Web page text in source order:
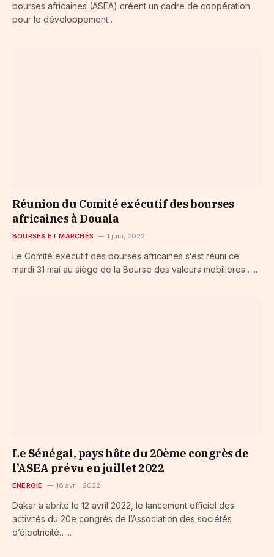
bourses africaines (ASEA) créent un cadre de coopération
pour le développement…
Réunion du Comité exécutif des bourses
africaines à Douala
BOURSES ET MARCHÉS 1 juin, 2022
Le Comité exécutif des bourses africaines s’est réuni ce
mardi 31 mai au siège de la Bourse des valeurs mobilières…...
Le Sénégal, pays hôte du 20ème congrès de
l’ASEA prévu en juillet 2022
ENERGIE 18 avril, 2022
Dakar a abrité le 12 avril 2022, le lancement officiel des
activités du 20e congrès de l’Association des sociétés
d’électricité…...